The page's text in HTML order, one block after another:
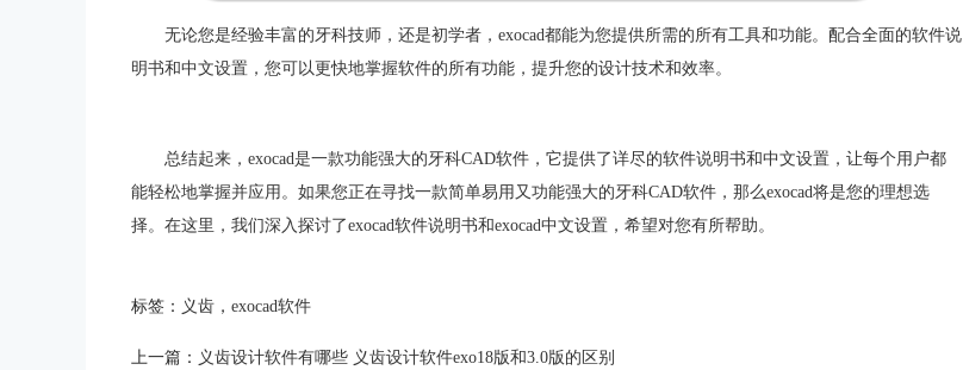
无论您是经验丰富的牙科技师，还是初学者，exocad都能为您提供所需的所有工具和功能。配合全面的软件说
明书和中文设置，您可以更快地掌握软件的所有功能，提升您的设计技术和效率。
总结起来，exocad是一款功能强大的牙科CAD软件，它提供了详尽的软件说明书和中文设置，让每个用户都
能轻松地掌握并应用。如果您正在寻找一款简单易用又功能强大的牙科CAD软件，那么exocad将是您的理想选
择。在这里，我们深入探讨了exocad软件说明书和exocad中文设置，希望对您有所帮助。
标签： 义齿 ， exocad软件
上一篇： 义齿设计软件有哪些 义齿设计软件exo18版和3.0版的区别